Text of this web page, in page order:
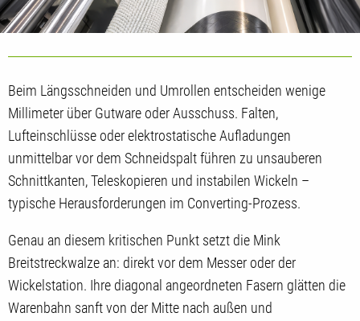
Beim Längsschneiden und Umrollen entscheiden wenige
Millimeter über Gutware oder Ausschuss. Falten,
Lufteinschlüsse oder elektrostatische Aufladungen
unmittelbar vor dem Schneidspalt führen zu unsauberen
Schnittkanten, Teleskopieren und instabilen Wickeln –
typische Herausforderungen im Converting-Prozess.
Genau an diesem kritischen Punkt setzt die Mink
Breitstreckwalze an: direkt vor dem Messer oder der
Wickelstation. Ihre diagonal angeordneten Fasern glätten die
Warenbahn sanft von der Mitte nach außen und